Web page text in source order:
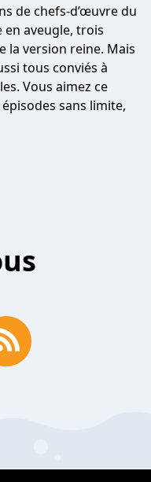
de chefs-d’œuvre du
aveugle, trois
la version reine. Mais
tous conviés à
Vous aimez ce
sans limite,